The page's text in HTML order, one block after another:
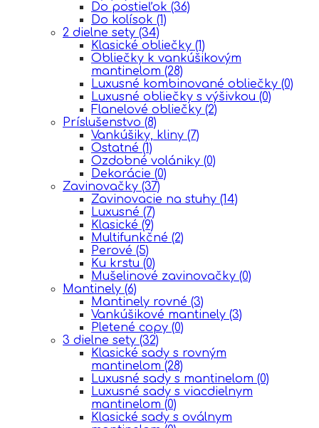
Do postieľok (36)
Do kolísok (1)
2 dielne sety (34)
Klasické obliečky (1)
Obliečky k vankúšikovým
mantinelom (28)
Luxusné kombinované obliečky (0)
Luxusné obliečky s výšivkou (0)
Flanelové obliečky (2)
Príslušenstvo (8)
Vankúšiky, kliny (7)
Ostatné (1)
Ozdobné volániky (0)
Dekorácie (0)
Zavinovačky (37)
Zavinovacie na stuhy (14)
Luxusné (7)
Klasické (9)
Multifunkčné (2)
Perové (5)
Ku krstu (0)
Mušelinové zavinovačky (0)
Mantinely (6)
Mantinely rovné (3)
Vankúšikové mantinely (3)
Pletené copy (0)
3 dielne sety (32)
Klasické sady s rovným
mantinelom (28)
Luxusné sady s mantinelom (0)
Luxusné sady s viacdielnym
mantinelom (0)
Klasické sady s oválnym